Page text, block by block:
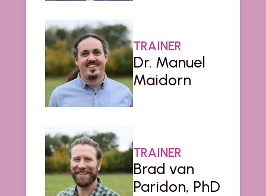
TRAINER
Dr. Manuel
Maidorn
TRAINER
Brad van
Paridon, PhD